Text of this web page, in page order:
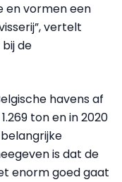
en vormen een
vertelt
de
havens af
ton en in 2020
is dat de
enorm goed gaat